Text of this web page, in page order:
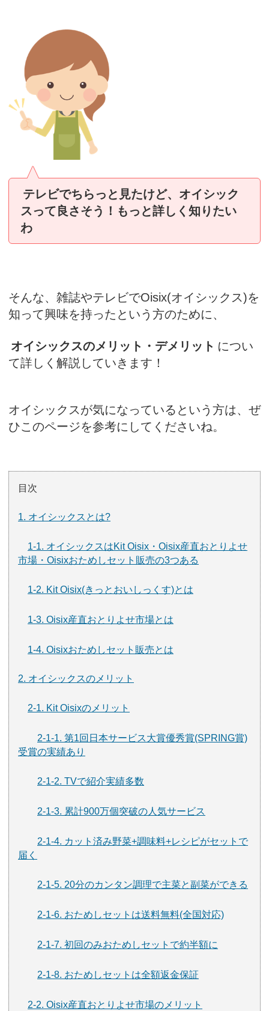
テレビでちらっと見たけど、オイシック
スって良さそう！もっと詳しく知りたい
わ
そんな、雑誌やテレビでOisix(オイシックス)を
知って興味を持ったという方のために、
オイシックスのメリット・デメリット につい
て詳しく解説していきます！
オイシックスが気になっているという方は、ぜ
ひこのページを参考にしてくださいね。
目次
1. オイシックスとは?
1-1. オイシックスはKit Oisix・Oisix産直おとりよせ
市場・Oisixおためしセット販売の3つある
1-2. Kit Oisix(きっとおいしっくす)とは
1-3. Oisix産直おとりよせ市場とは
1-4. Oisixおためしセット販売とは
2. オイシックスのメリット
2-1. Kit Oisixのメリット
2-1-1. 第1回日本サービス大賞優秀賞(SPRING賞)
受賞の実績あり
2-1-2. TVで紹介実績多数
2-1-3. 累計900万個突破の人気サービス
2-1-4. カット済み野菜+調味料+レシピがセットで
届く
2-1-5. 20分のカンタン調理で主菜と副菜ができる
2-1-6. おためしセットは送料無料(全国対応)
2-1-7. 初回のみおためしセットで約半額に
2-1-8. おためしセットは全額返金保証
2-2. Oisix産直おとりよせ市場のメリット